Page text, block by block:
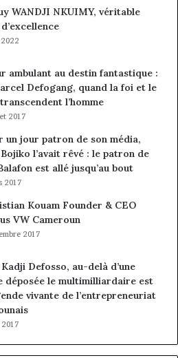
WANDJI NKUIMY, véritable
ambulant au destin fantastique :
Defogang, quand la foi et le
l’homme
2017
un jour patron de son média,
l’avait rêvé : le patron de
est allé jusqu’au bout
2017
Kouam Founder & CEO
VW Cameroun
2017
Defosso, au-delà d’une
déposée le multimilliardaire est
vivante de l’entrepreneuriat